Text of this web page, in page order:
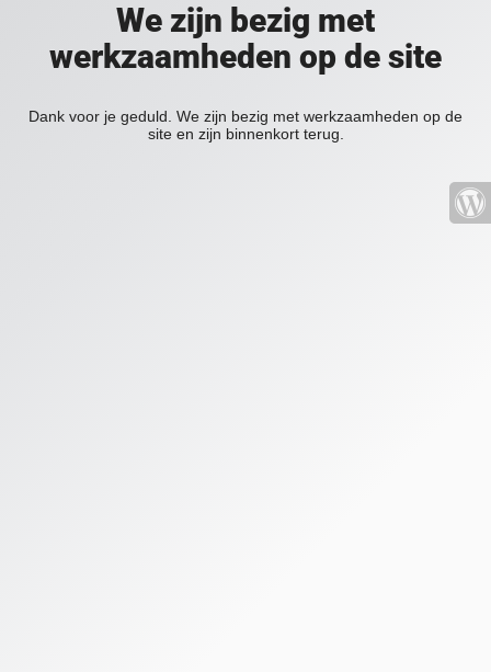
We zijn bezig met
werkzaamheden op de site
Dank voor je geduld. We zijn bezig met werkzaamheden op de
site en zijn binnenkort terug.